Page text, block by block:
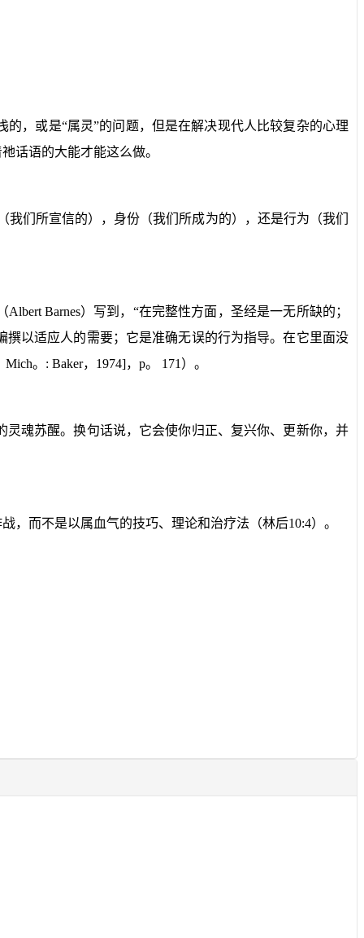
，或是“属灵”的问题，但是在解决现代人比较复杂的心理
话语的大能才能这么做。
们所宣信的），身份（我们所成为的），还是行为（我们
Albert Barnes）写到，“在完整性方面，圣经是一无所缺的；
以适应人的需要；它是准确无误的行为指导。在它里面没
Mich。 : Baker， 1974]， p。 171 ）。
魂苏醒。换句话说，它会使你归正、复兴你、更新你，并
，而不是以属血气的技巧、理论和治疗法（林后10:4）。